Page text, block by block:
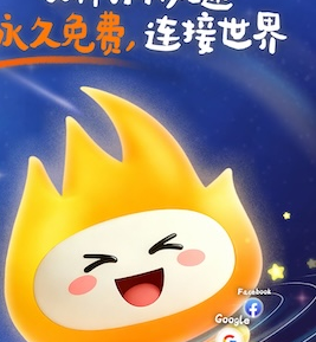
支持[0] 反对[0]
支持[0] 反对[0]
旋风加速器